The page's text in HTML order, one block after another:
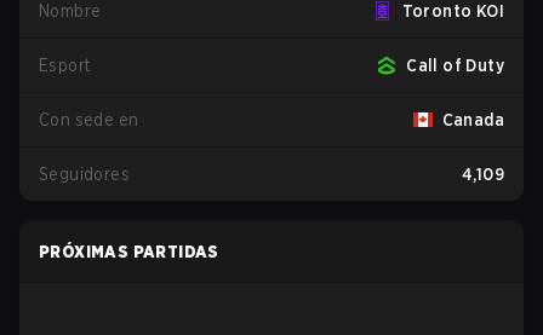
Nombre Toronto KOI
Esport Call of Duty
Con sede en Canada
Seguidores 4,109
PRÓXIMAS PARTIDAS